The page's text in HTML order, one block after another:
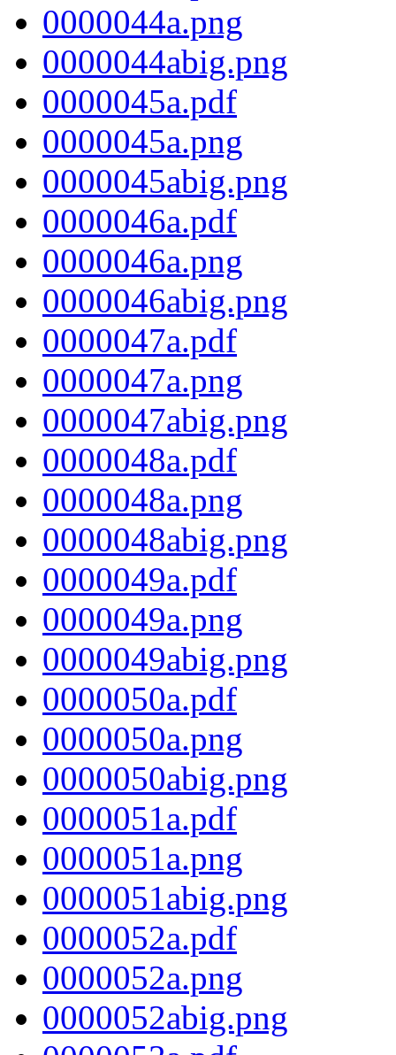
0000044a.png
0000044abig.png
0000045a.pdf
0000045a.png
0000045abig.png
0000046a.pdf
0000046a.png
0000046abig.png
0000047a.pdf
0000047a.png
0000047abig.png
0000048a.pdf
0000048a.png
0000048abig.png
0000049a.pdf
0000049a.png
0000049abig.png
0000050a.pdf
0000050a.png
0000050abig.png
0000051a.pdf
0000051a.png
0000051abig.png
0000052a.pdf
0000052a.png
0000052abig.png